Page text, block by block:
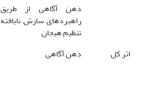
ذهن آگاهی از طریق
راهبردهای سازش نایافته
تنظیم هیجان
اثر کل ذهن آگاهی